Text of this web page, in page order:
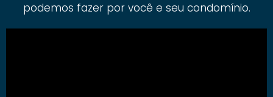
podemos fazer por você e seu condomínio.